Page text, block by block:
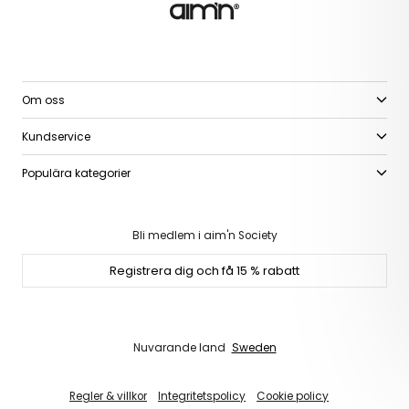
Om oss
Kundservice
Populära kategorier
Bli medlem i aim'n Society
Registrera dig och få 15 % rabatt
Regler & villkor Integritetspolicy Cookie policy
Nuvarande land Sweden